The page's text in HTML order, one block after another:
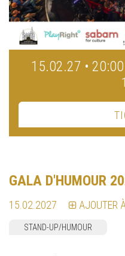
15.02.27 • 20:00
GALA D'HUMOUR
15.02.2027 AJOUTER
STAND-UP/HUMOUR